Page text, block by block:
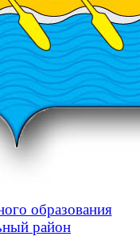
образования
район